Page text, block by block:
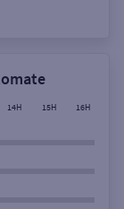
14H 15H 16H